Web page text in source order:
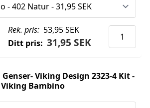
Rek. pris: 53,95 SEK
Ditt pris: 31,95 SEK
Viking Design 2323-4 Kit -
Viking Bambino